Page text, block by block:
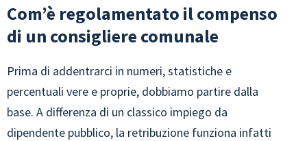
Com’è regolamentato il compenso
di un consigliere comunale
Prima di addentrarci in numeri, statistiche e
percentuali vere e proprie, dobbiamo partire dalla
base. A differenza di un classico impiego da
dipendente pubblico, la retribuzione funziona infatti